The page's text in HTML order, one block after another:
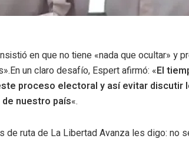
en que no tiene «nada que ocultar» y
un claro desafío, Espert afirmó: «El
proceso electoral y así evitar discutir
nuestro país«.
de ruta de La Libertad Avanza les digo: no